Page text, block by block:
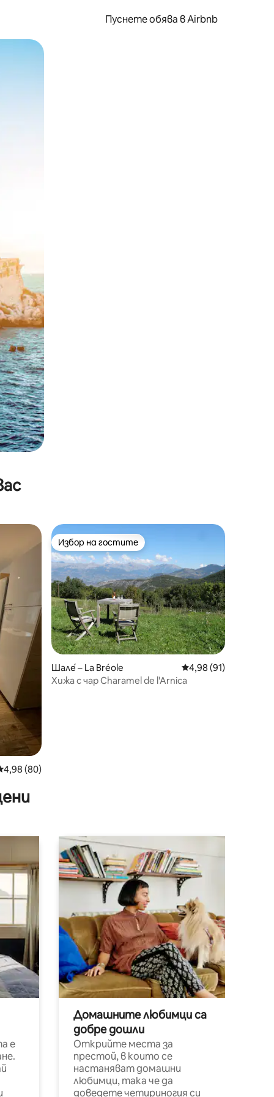
Пуснете обява в Airbnb
оценка: 4,98 от 5, 80 отзива
4,98 (80)
Избор на гостите
Избор на гостите
Шале́ – La Bréole Средна оценка:
4,98 (91)
Хижа с чар Charamel de l'Arnica
е
Домашните любимци са
добре дошли
Открийте места за
престой, в които се
настаняват домашни
любимци, така че да
доведете четириногия си